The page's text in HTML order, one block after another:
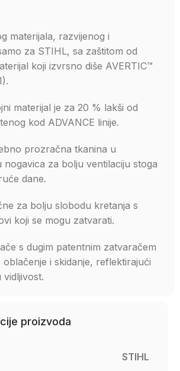
materijala, razvijenog i
za STIHL, sa zaštitom od
koji izvrsno diše AVERTIC™
materijal je za 20 % lakši od
kod ADVANCE linije.
prozračna tkanina u
nogavica za bolju ventilaciju stoga
dane.
za bolju slobodu kretanja s
koji se mogu zatvarati.
s dugim patentnim zatvaračem
i skidanje, reflektirajući
vidljivost.
proizvoda
STIHL